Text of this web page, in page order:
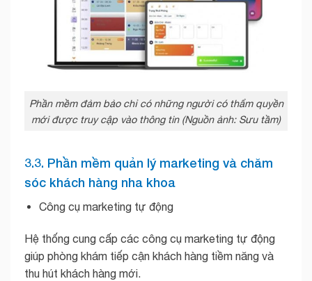
Phần mềm đảm bảo chỉ có những người có thẩm quyền
mới được truy cập vào thông tin (Nguồn ảnh: Sưu tầm)
3.3. Phần mềm quản lý marketing và chăm
sóc khách hàng nha khoa
Công cụ marketing tự động
Hệ thống cung cấp các công cụ marketing tự động
giúp phòng khám tiếp cận khách hàng tiềm năng và
thu hút khách hàng mới.